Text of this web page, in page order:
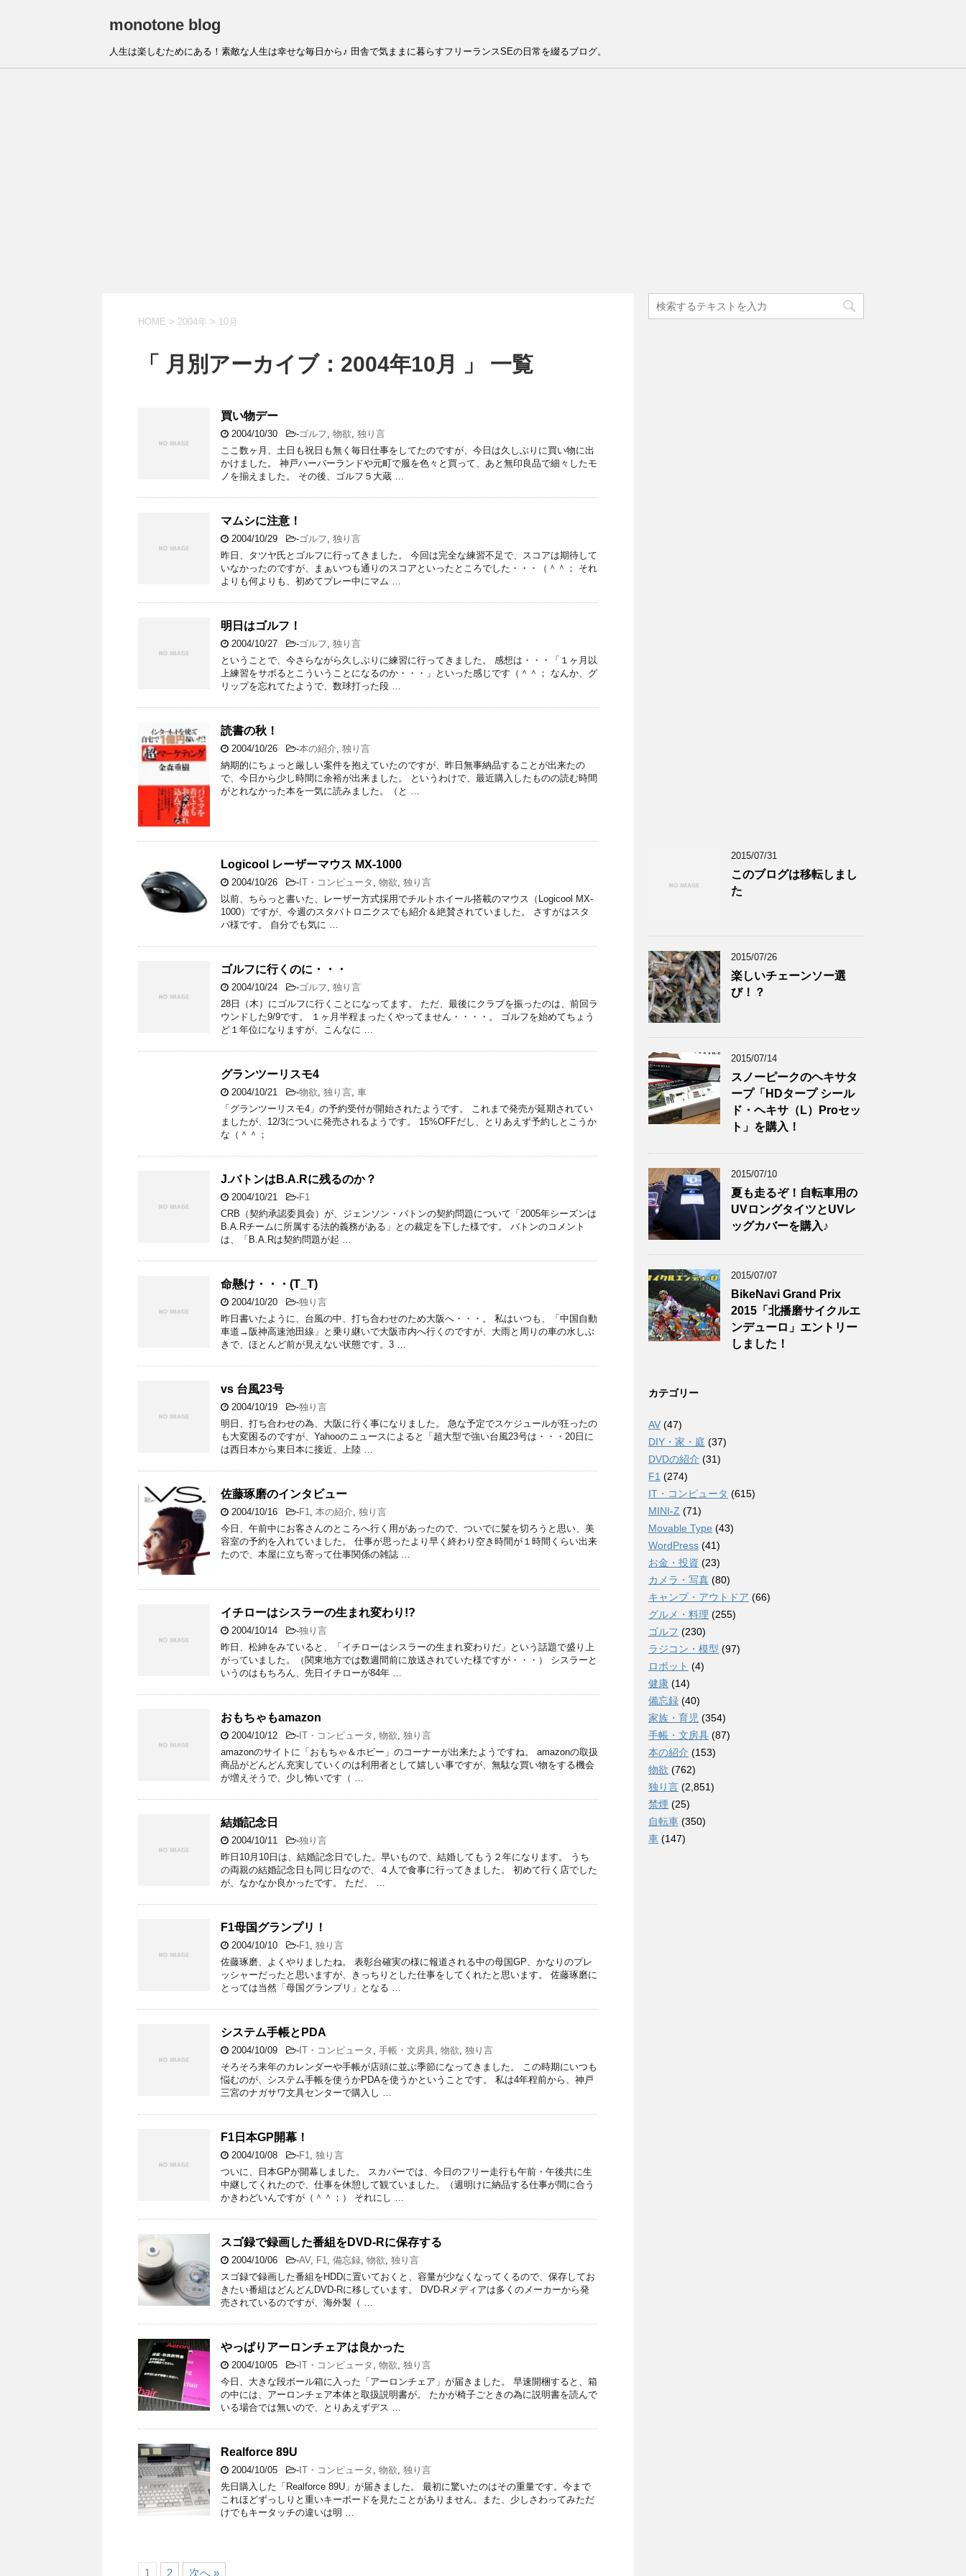
monotone blog
人生は楽しむためにある！素敵な人生は幸せな毎日から♪ 田舎で気ままに暮らすフリーランスSEの日常を綴るブログ。
HOME > 2004年 > 10月
「 月別アーカイブ：2004年10月 」 一覧
買い物デー
2004/10/30 -ゴルフ, 物欲, 独り言
ここ数ヶ月、土日も祝日も無く毎日仕事をしてたのですが、今日は久しぶりに買い物に出
かけました。 神戸ハーバーランドや元町で服を色々と買って、あと無印良品で細々したモ
ノを揃えました。 その後、ゴルフ５大蔵 …
マムシに注意！
2004/10/29 -ゴルフ, 独り言
昨日、タツヤ氏とゴルフに行ってきました。 今回は完全な練習不足で、スコアは期待して
いなかったのですが、まぁいつも通りのスコアといったところでした・・・（＾＾； それ
よりも何よりも、初めてプレー中にマム …
明日はゴルフ！
2004/10/27 -ゴルフ, 独り言
ということで、今さらながら久しぶりに練習に行ってきました。 感想は・・・「１ヶ月以
上練習をサボるとこういうことになるのか・・・」といった感じです（＾＾； なんか、グ
リップを忘れてたようで、数球打った段 …
読書の秋！
2004/10/26 -本の紹介, 独り言
納期的にちょっと厳しい案件を抱えていたのですが、昨日無事納品することが出来たの
で、今日から少し時間に余裕が出来ました。 というわけで、最近購入したものの読む時間
がとれなかった本を一気に読みました。（と …
Logicool レーザーマウス MX-1000
2004/10/26 - IT・コンピュータ 物欲 独り言
以前、ちらっと書いた、レーザー方式採用でチルトホイール搭載のマウス（Logicool MX-
1000）ですが、今週のスタパトロニクスでも紹介＆絶賛されていました。 さすがはスタ
パ様です。 自分でも気に …
ゴルフに行くのに・・・
2004/10/24 -ゴルフ 独り言
28日（木）にゴルフに行くことになってます。 ただ、最後にクラブを振ったのは、前回ラ
ウンドした9/9です。 １ヶ月半程まったくやってません・・・・。 ゴルフを始めてちょう
ど１年位になりますが、こんなに …
グランツーリスモ4
2004/10/21 -物欲 独り言 車
「グランツーリスモ4」の予約受付が開始されたようです。 これまで発売が延期されてい
ましたが、12/3についに発売されるようです。 15%OFFだし、とりあえず予約しとこうか
な（＾＾；
J.バトンはB.A.Rに残るのか？
2004/10/21 -F1
CRB（契約承認委員会）が、ジェンソン・バトンの契約問題について「2005年シーズンは
B.A.Rチームに所属する法的義務がある」との裁定を下した様です。 バトンのコメント
は、「B.A.Rは契約問題が起 …
命懸け・・・(T_T)
2004/10/20 -独り言
昨日書いたように、台風の中、打ち合わせのため大阪へ・・・。 私はいつも、「中国自動
車道→阪神高速池田線」と乗り継いで大阪市内へ行くのですが、大雨と周りの車の水しぶ
きで、ほとんど前が見えない状態です。3 …
vs 台風23号
2004/10/19 -独り言
明日、打ち合わせの為、大阪に行く事になりました。 急な予定でスケジュールが狂ったの
も大変困るのですが、Yahooのニュースによると「超大型で強い台風23号は・・・20日に
は西日本から東日本に接近、上陸 …
佐藤琢磨のインタビュー
2004/10/16 -F1 本の紹介 独り言
今日、午前中にお客さんのところへ行く用があったので、ついでに髪を切ろうと思い、美
容室の予約を入れていました。 仕事が思ったより早く終わり空き時間が１時間くらい出来
たので、本屋に立ち寄って仕事関係の雑誌 …
イチローはシスラーの生まれ変わり!?
2004/10/14 -独り言
昨日、松紳をみていると、「イチローはシスラーの生まれ変わりだ」という話題で盛り上
がっていました。（関東地方では数週間前に放送されていた様ですが・・・） シスラーと
いうのはもちろん、先日イチローが84年 …
おもちゃもamazon
2004/10/12 - IT・コンピュータ 物欲 独り言
amazonのサイトに「おもちゃ＆ホビー」のコーナーが出来たようですね。 amazonの取扱
商品がどんどん充実していくのは利用者として嬉しい事ですが、無駄な買い物をする機会
が増えそうで、少し怖いです（ …
結婚記念日
2004/10/11 -独り言
昨日10月10日は、結婚記念日でした。早いもので、結婚してもう２年になります。 うち
の両親の結婚記念日も同じ日なので、４人で食事に行ってきました。 初めて行く店でした
が、なかなか良かったです。 ただ、 …
F1母国グランプリ！
2004/10/10 -F1
独り言
佐藤琢磨、よくやりましたね。 表彰台確実の様に報道される中の母国GP、かなりのプレ
ッシャーだったと思いますが、きっちりとした仕事をしてくれたと思います。 佐藤琢磨に
とっては当然「母国グランプリ」となる …
システム手帳とPDA
2004/10/09 - IT・コンピュータ 手帳・文房具 物欲 独り言
そろそろ来年のカレンダーや手帳が店頭に並ぶ季節になってきました。 この時期にいつも
悩むのが、システム手帳を使うかPDAを使うかということです。 私は4年程前から、神戸
三宮のナガサワ文具センターで購入し …
F1日本GP開幕！
2004/10/08 -F1
独り言
ついに、日本GPが開幕しました。 スカパーでは、今日のフリー走行も午前・午後共に生
中継してくれたので、仕事を休憩して観ていました。（週明けに納品する仕事が間に合う
かきわどいんですが（＾＾；） それにし …
スゴ録で録画した番組をDVD-Rに保存する
2004/10/06 -AV, F1 備忘録 物欲 独り言
スゴ録で録画した番組をHDDに置いておくと、容量が少なくなってくるので、保存してお
きたい番組はどんどんDVD-Rに移しています。 DVD-Rメディアは多くのメーカーから発
売されているのですが、海外製（ …
やっぱりアーロンチェアは良かった
2004/10/05 - IT・コンピュータ 物欲 独り言
今日、大きな段ボール箱に入った「アーロンチェア」が届きました。 早速開梱すると、箱
の中には、アーロンチェア本体と取扱説明書が。 たかが椅子ごときの為に説明書を読んで
いる場合では無いので、とりあえずデス …
Realforce 89U
2004/10/05 - IT・コンピュータ 物欲 独り言
先日購入した「Realforce 89U」が届きました。 最初に驚いたのはその重量です。今まで
これほどずっしりと重いキーボードを見たことがありません。また、少しさわってみただ
けでもキータッチの違いは明 …
1 2 次へ »
2015/07/31
このブログは移転しまし
た
2015/07/26
楽しいチェーンソー選
び！？
2015/07/14
スノーピークのヘキサタ
ープ「HDタープ シール
ド・ヘキサ（L）Proセッ
ト」を購入！
2015/07/10
夏も走るぞ！自転車用の
UVロングタイツとUVレ
ッグカバーを購入♪
2015/07/07
BikeNavi Grand Prix
2015「北播磨サイクルエ
ンデューロ」エントリー
しました！
カテゴリー
AV (47)
DIY・家・庭 (37)
DVDの紹介 (31)
F1 (274)
IT・コンピュータ (615)
MINI-Z (71)
Movable Type (43)
WordPress (41)
お金・投資 (23)
カメラ・写真 (80)
キャンプ・アウトドア (66)
グルメ・料理 (255)
ゴルフ (230)
ラジコン・模型 (97)
ロボット (4)
健康 (14)
備忘録 (40)
家族・育児 (354)
手帳・文房具 (87)
本の紹介 (153)
物欲 (762)
独り言 (2,851)
禁煙 (25)
自転車 (350)
車 (147)